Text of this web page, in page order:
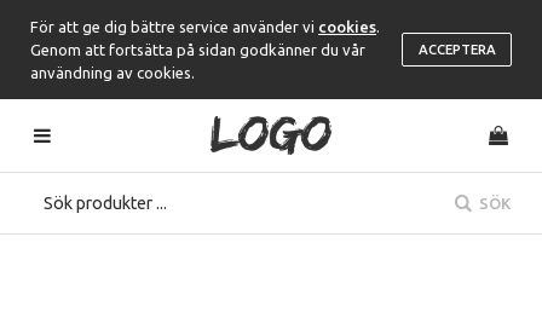
För att ge dig bättre service använder vi cookies
Genom att fortsätta på sidan godkänner du vår
användning av cookies.
ACCEPTERA
SÖK